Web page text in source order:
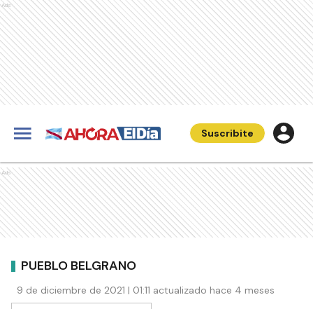
Ads
Suscribite
Ads
PUEBLO BELGRANO
9 de diciembre de 2021 | 01:11 actualizado hace 4 meses